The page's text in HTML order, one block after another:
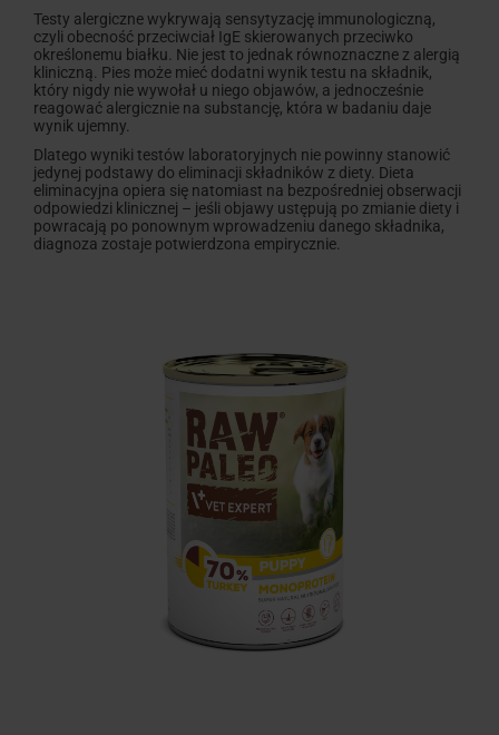
– i jak ich unikać
10.Próba prowokacyjna – jak potwierdzić
alergen?
11.Co po zakończeniu próby prowokacyjnej?
Testy alergiczne wykrywają sensytyzację immunologiczną,
czyli obecność przeciwciał IgE skierowanych przeciwko
określonemu białku. Nie jest to jednak równoznaczne z alergią
kliniczną. Pies może mieć dodatni wynik testu na składnik,
który nigdy nie wywołał u niego objawów, a jednocześnie
reagować alergicznie na substancję, która w badaniu daje
wynik ujemny.
Dlatego wyniki testów laboratoryjnych nie powinny stanowić
jedynej podstawy do eliminacji składników z diety. Dieta
eliminacyjna opiera się natomiast na bezpośredniej obserwacji
odpowiedzi klinicznej – jeśli objawy ustępują po zmianie diety i
powracają po ponownym wprowadzeniu danego składnika,
diagnoza zostaje potwierdzona empirycznie.